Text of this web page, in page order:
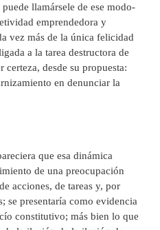
llamársele de ese modo-
emprendedora y
vez más de la única felicidad
a la tarea destructora de
desde su propuesta:
en denunciar la
que esa dinámica
de una preocupación
acciones, de tareas y, por
se presentaría como evidencia
constitutivo; más bien lo que